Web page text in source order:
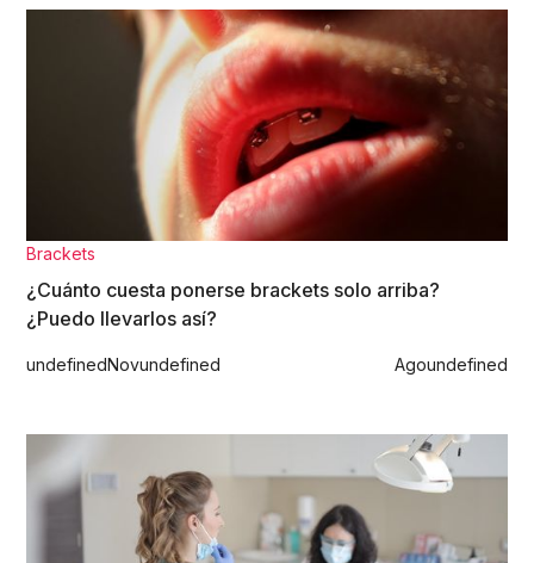
Brackets
¿Cuánto cuesta ponerse brackets solo arriba?
¿Puedo llevarlos así?
undefinedNovundefined Agoundefined